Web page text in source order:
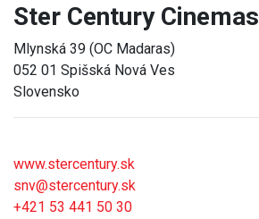
Ster Century Cinemas
Mlynská 39 (OC Madaras)
052 01 Spišská Nová Ves
Slovensko
www.stercentury.sk
snv@stercentury.sk
+421 53 441 50 30